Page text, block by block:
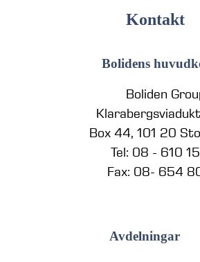
Kontakt
Bolidens
Boliden
Box 44, 101 20
Tel: 08 - 610
Fax: 08- 654
Avdelningar